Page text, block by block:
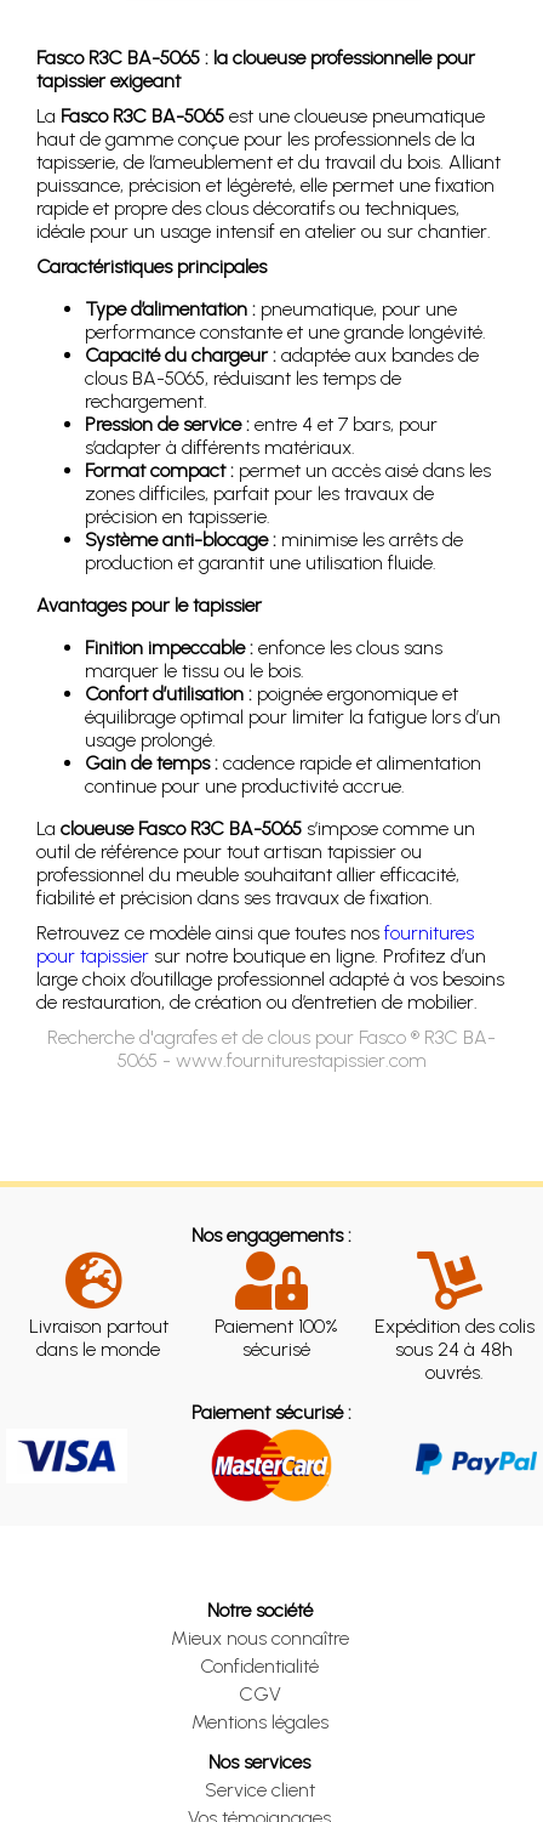
Fasco R3C BA-5065 : la cloueuse professionnelle pour
tapissier exigeant
La Fasco R3C BA-5065 est une cloueuse pneumatique
haut de gamme conçue pour les professionnels de la
tapisserie, de l’ameublement et du travail du bois. Alliant
puissance, précision et légèreté, elle permet une fixation
rapide et propre des clous décoratifs ou techniques,
idéale pour un usage intensif en atelier ou sur chantier.
Caractéristiques principales
Type d’alimentation : pneumatique, pour une
performance constante et une grande longévité.
Capacité du chargeur : adaptée aux bandes de
clous BA-5065, réduisant les temps de
rechargement.
Pression de service : entre 4 et 7 bars, pour
s’adapter à différents matériaux.
Format compact : permet un accès aisé dans les
zones difficiles, parfait pour les travaux de
précision en tapisserie.
Système anti-blocage : minimise les arrêts de
production et garantit une utilisation fluide.
Avantages pour le tapissier
Finition impeccable : enfonce les clous sans
marquer le tissu ou le bois.
Confort d’utilisation : poignée ergonomique et
équilibrage optimal pour limiter la fatigue lors d’un
usage prolongé.
Gain de temps : cadence rapide et alimentation
continue pour une productivité accrue.
La cloueuse Fasco R3C BA-5065 s’impose comme un
outil de référence pour tout artisan tapissier ou
professionnel du meuble souhaitant allier efficacité,
fiabilité et précision dans ses travaux de fixation.
Retrouvez ce modèle ainsi que toutes nos fournitures
pour tapissier sur notre boutique en ligne. Profitez d’un
large choix d’outillage professionnel adapté à vos besoins
de restauration, de création ou d’entretien de mobilier.
Recherche d'agrafes et de clous pour Fasco ® R3C BA-
5065 - www.fourniturestapissier.com
Nos engagements :
Livraison partout
dans le monde
Paiement 100%
sécurisé
Expédition des colis
sous 24 à 48h
ouvrés.
Paiement sécurisé :
Notre société
Mieux nous connaître
Confidentialité
CGV
Mentions légales
Nos services
Service client